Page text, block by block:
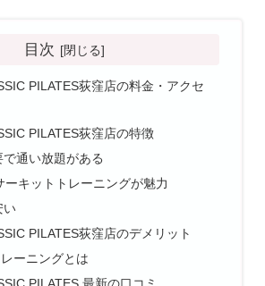
目次
PILATES荻窪店の料金・アクセ
PILATES荻窪店の特徴
通い放題がある
キットトレーニングが魅力
い
PILATES荻窪店のデメリット
ーニングとは
PILATES 最新の口コミ